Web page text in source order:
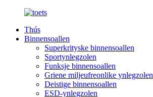
Thús
Binnensoallen
Superkrityske binnensoallen
Sportynlegzolen
Funksje binnensoallen
Griene miljeufreonlike ynlegzolen
Deistige binnensoallen
ESD-ynlegzolen